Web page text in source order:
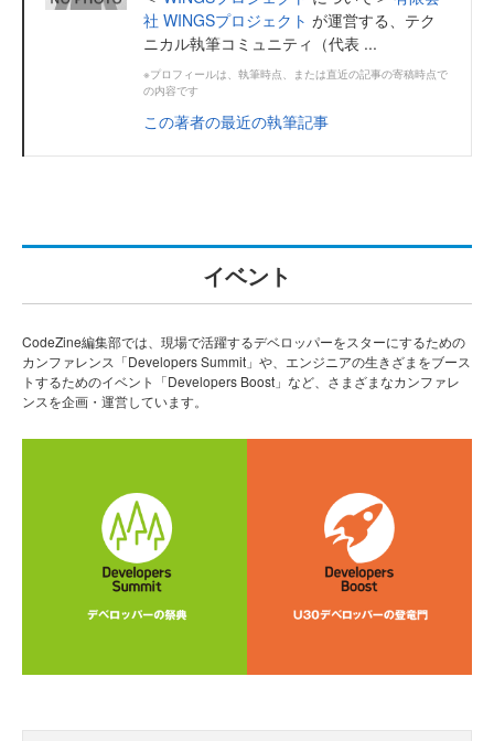
社 WINGSプロジェクト が運営する、テク
ニカル執筆コミュニティ（代表 ...
※プロフィールは、執筆時点、または直近の記事の寄稿時点で
の内容です
この著者の最近の執筆記事
イベント
CodeZine編集部では、現場で活躍するデベロッパーをスターにするための
カンファレンス「Developers Summit」や、エンジニアの生きざまをブース
トするためのイベント「Developers Boost」など、さまざまなカンファレ
ンスを企画・運営しています。